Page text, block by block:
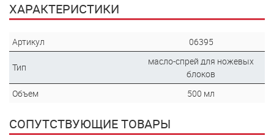
ХАРАКТЕРИСТИКИ
Артикул 06395
Тип
масло-спрей для ножевых
блоков
Объем
500 мл
СОПУТСТВУЮЩИЕ ТОВАРЫ